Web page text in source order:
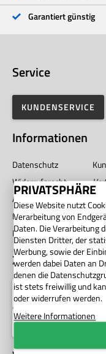
Garantiert günstig
Service
KUNDENSERVICE
Informationen
Datenschutz
Widerrufsrecht
AGB
Barrierefreiheit
Privatsphäre
Zahlung
PRIVATSPHÄRE
Diese Website nutzt
Verarbeitung von
Daten. Die Verarbeitung
Diensten Dritter, der
Werbung, sowie der
werden dabei Daten an
denen die
ist stets freiwillig und
oder widerrufen werden.
Weitere Informationen